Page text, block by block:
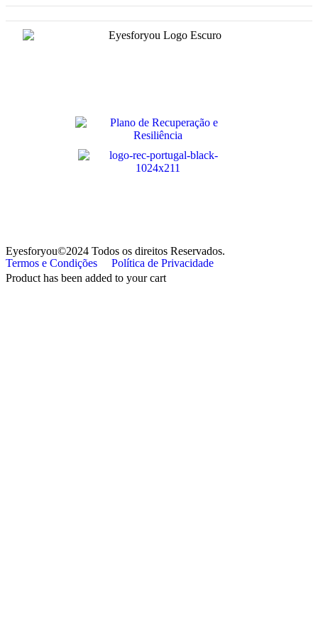
Eyesforyou©2024 Todos os direitos Reservados.
Termos e Condições
Política de Privacidade
Product has been added to your cart